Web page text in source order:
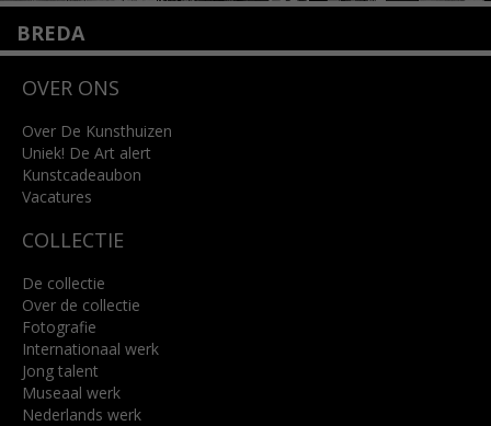
BREDA
4818 SB Breda
info@kunsthuisbreda.nl
Lees meer
OVER ONS
Over De Kunsthuizen
Uniek! De Art alert
Kunstcadeaubon
Vacatures
COLLECTIE
De collectie
Over de collectie
Fotografie
Internationaal werk
Jong talent
Museaal werk
Nederlands werk